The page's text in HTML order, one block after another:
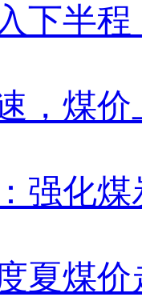
下半
，煤
强化
夏煤价